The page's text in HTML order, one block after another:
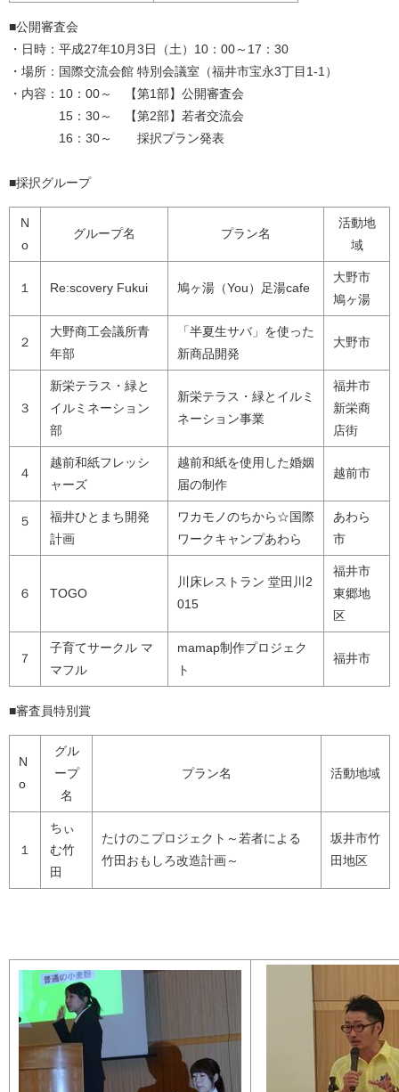
■公開審査会
・日時：平成27年10月3日（土）10：00～17：30
・場所：国際交流会館 特別会議室（福井市宝永3丁目1-1）
・内容：10：00～ 【第1部】公開審査会
15：30～ 【第2部】若者交流会
16：30～ 採択プラン発表
■採択グループ
N
o
グループ名 プラン名
活動地
域
１ Re:scovery Fukui 鳩ヶ湯（You）足湯cafe
大野市
鳩ヶ湯
２
大野商工会議所青
年部
「半夏生サバ」を使った
新商品開発
大野市
３
新栄テラス・緑と
イルミネーション
部
新栄テラス・緑とイルミ
ネーション事業
福井市
新栄商
店街
４
越前和紙フレッシ
ャーズ
越前和紙を使用した婚姻
届の制作
越前市
５
福井ひとまち開発
計画
ワカモノのちから☆国際
ワークキャンプあわら
あわら
市
６ TOGO
川床レストラン 堂田川2
015
福井市
東郷地
区
７
子育てサークル マ
マフル
mamap制作プロジェク
ト
福井市
■審査員特別賞
N
o
グル
ープ
名
プラン名 活動地域
１
ちぃ
む竹
田
たけのこプロジェクト～若者による
竹田おもしろ改造計画～
坂井市竹
田地区